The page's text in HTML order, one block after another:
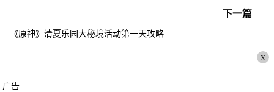
下一篇
《原神》清夏乐园大秘境活动第一天攻略
x
广告